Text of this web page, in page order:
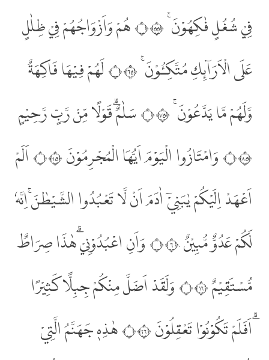
فِيْ شُغُلٍ فٰكِهُوْنَ ۚ ۝٥٥ هُمْ وَاَزْوَاجُهُمْ فِيْ ظِلٰلٍ
عَلَى الْاَرَاۤىِٕكِ مُتَّكِـُٔوْنَ ۚ ۝٥٦ لَهُمْ فِيْهَا فَاكِهَةٌ
وَّلَهُمْ مَّا يَدَّعُوْنَ ۚ ۝٥٧ سَلٰمٌۗ قَوْلًا مِّنْ رَّبٍّ رَّحِيْمٍ
۝٥٨ وَامْتَازُوا الْيَوْمَ اَيُّهَا الْمُجْرِمُوْنَ ۝٥٩ اَلَمْ
اَعْهَدْ اِلَيْكُمْ يٰبَنِيْٓ اٰدَمَ اَنْ لَّا تَعْبُدُوا الشَّيْطٰنَۚ اِنَّهٗ
لَكُمْ عَدُوٌّ مُّبِيْنٌ ۝٦٠ وَاَنِ اعْبُدُوْنِيْ ۗهٰذَا صِرَاطٌ
مُّسْتَقِيْمٌ ۝٦١ وَلَقَدْ اَضَلَّ مِنْكُمْ جِبِلًّا كَثِيْرًا
ۗاَفَلَمْ تَكُوْنُوْا تَعْقِلُوْنَ ۝٦٢ هٰذِهٖ جَهَنَّمُ الَّتِيْ